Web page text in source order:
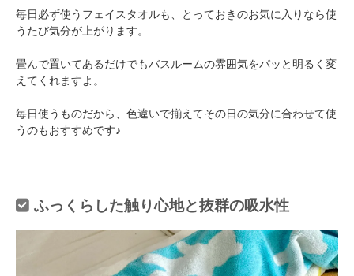
毎日必ず使うフェイスタオルも、とっておきのお気に入りなら使
うたび気分が上がります。
畳んで置いてあるだけでもバスルームの雰囲気をパッと明るく変
えてくれますよ。
毎日使うものだから、色違いで揃えてその日の気分に合わせて使
うのもおすすめです♪
ふっくらした触り心地と抜群の吸水性